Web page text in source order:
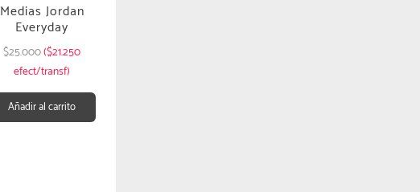
Medias Jordan
Everyday
$25.000($21.250
efect/transf)
Añadir al carrito